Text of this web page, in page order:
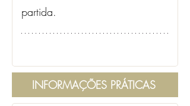
partida.
INFORMAÇÕES PRÁTICAS